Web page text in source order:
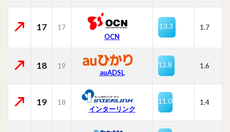
17
17
OCN
13.3 1.7
18
19
auADSL
12.8 1.6
19
18
インターリンク
11.0 1.4